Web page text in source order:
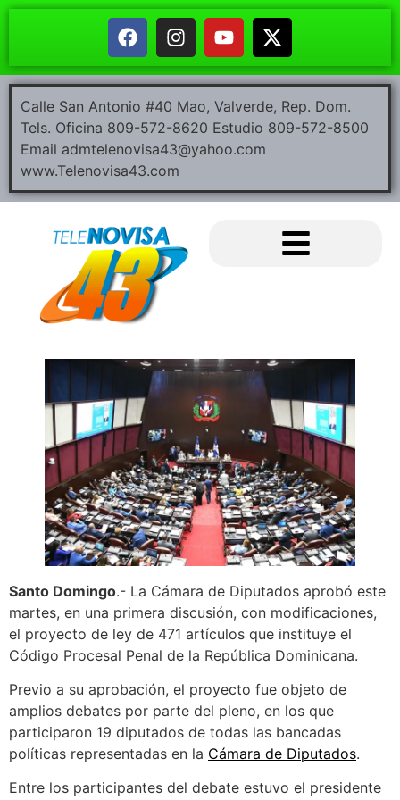
Calle San Antonio #40 Mao, Valverde, Rep. Dom.
Tels. Oficina 809-572-8620 Estudio 809-572-8500
Email admtelenovisa43@yahoo.com
www.Telenovisa43.com
Santo Domingo.- La Cámara de Diputados aprobó este
martes, en una primera discusión, con modificaciones,
el proyecto de ley de 471 artículos que instituye el
Código Procesal Penal de la República Dominicana.
Previo a su aprobación, el proyecto fue objeto de
amplios debates por parte del pleno, en los que
participaron 19 diputados de todas las bancadas
políticas representadas en la Cámara de Diputados.
Entre los participantes del debate estuvo el presidente